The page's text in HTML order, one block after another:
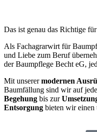
Das ist genau das Richtige
Als Fachagrarwirt für
und Liebe zum Beruf
der Baumpflege Becht eG,
Mit unserermodernen
Baumfällung sind wir auf
Begehung bis zur
Entsorgung bieten wir einen